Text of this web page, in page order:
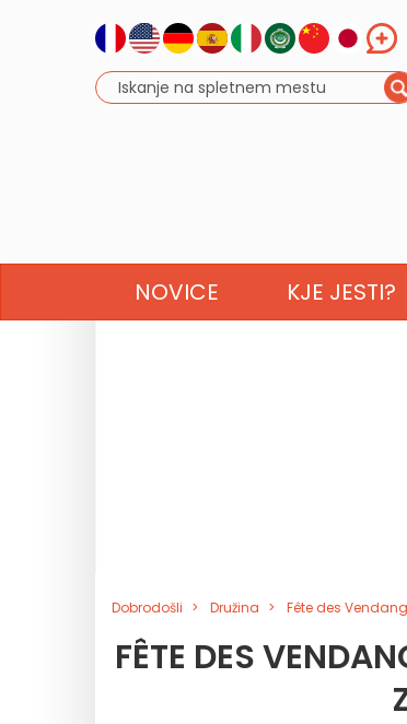
NOVICE KJE JESTI?
Dobrodošli Družina Fête des
FÊTE DES